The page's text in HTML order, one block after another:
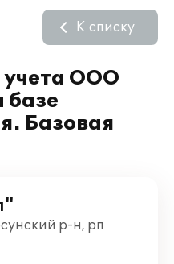
учета ООО
базе
Базовая
К списку
р-н, рп